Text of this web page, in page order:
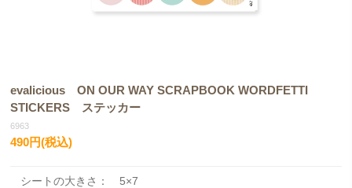
evalicious ON OUR WAY SCRAPBOOK WORDFETTI
STICKERS ステッカー
6963
490円(税込)
シートの大きさ： 5×7